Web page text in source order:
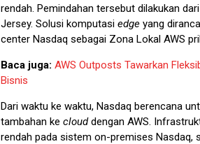
rendah. Pemindahan tersebut dilakukan
Jersey. Solusi komputasi edge yang
center Nasdaq sebagai Zona Lokal AWS
Baca juga: AWS Outposts Tawarkan
Bisnis
Dari waktu ke waktu, Nasdaq berencana
tambahan ke clouddengan AWS.
rendah pada sistem on-premises Nasdaq,